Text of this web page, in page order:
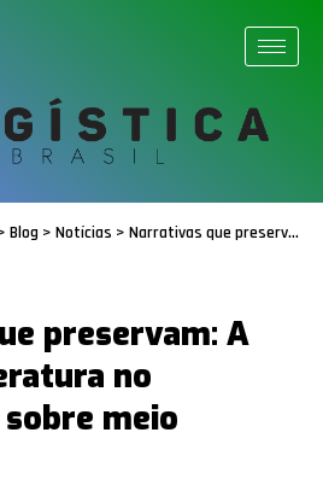
Blog > Notícias > Narrativas que preservam: A magia da literatura no aprendizado sobre meio ambiente
preservam: A
no
meio